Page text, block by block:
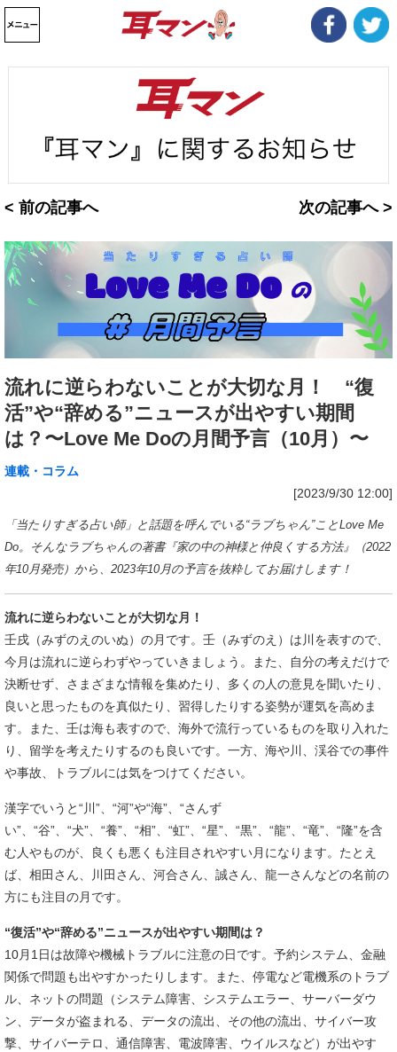
< 前の記事へ 次の記事へ >
流れに逆らわないことが大切な月！ “復
活”や“辞める”ニュースが出やすい期間
は？〜Love Me Doの月間予言（10月）〜
連載・コラム
[2023/9/30 12:00]
「当たりすぎる占い師」と話題を呼んでいる“ラブちゃん”ことLove Me
Do。そんなラブちゃんの著書『家の中の神様と仲良くする方法』（2022
年10月発売）から、2023年10月の予言を抜粋してお届けします！
流れに逆らわないことが大切な月！
壬戌（みずのえのいぬ）の月です。壬（みずのえ）は川を表すので、
今月は流れに逆らわずやっていきましょう。また、自分の考えだけで
決断せず、さまざまな情報を集めたり、多くの人の意見を聞いたり、
良いと思ったものを真似たり、習得したりする姿勢が運気を高めま
す。また、壬は海も表すので、海外で流行っているものを取り入れた
り、留学を考えたりするのも良いです。一方、海や川、渓谷での事件
や事故、トラブルには気をつけてください。
漢字でいうと“川”、“河”や“海”、“さんず
い”、“谷”、“犬”、“養”、“相”、“虹”、“星”、“黒”、“龍”、“竜”、“隆”を含
む人やものが、良くも悪くも注目されやすい月になります。たとえ
ば、相田さん、川田さん、河合さん、誠さん、龍一さんなどの名前の
方にも注目の月です。
“復活”や“辞める”ニュースが出やすい期間は？
10月1日は故障や機械トラブルに注意の日です。予約システム、金融
関係で問題も出やすかったりします。また、停電など電機系のトラブ
ル、ネットの問題（システム障害、システムエラー、サーバーダウ
ン、データが盗まれる、データの流出、その他の流出、サイバー攻
撃、サイバーテロ、通信障害、電波障害、ウイルスなど）が出やす